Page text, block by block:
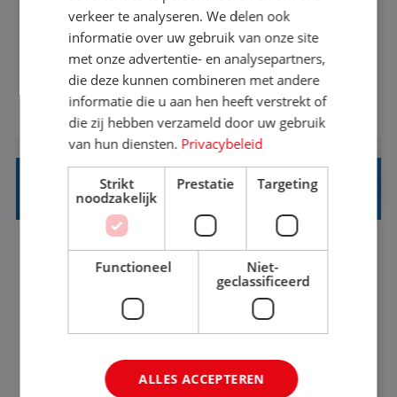
Als Stagiaire Business Intelligence ga je de
informatiebehoefte van verschillende interne
afdelingen specificeren. Aan de hand van deze
informatiebehoefte ga je BI-producten zoals
adviezen, rapportages en dashboards
ontwikkelen, aanpassen en leveren. Deze
producten ontwikkel je door middel van de data
uit ons datawa...
BEKIJK VACATURE
INKOPER VAKANTIES
Nijmegen Baan 33-36 uur MBO
Jij vindt de mooiste plekjes ter wereld en geeft
eenoudergezinnen én singles de meest
onvergetelijke vakanties van hun leven, hoe gaaf
is dat? Ben jij de commerciële professional die
verkeer te analyseren. We delen ook
informatie over uw gebruik van onze site
met onze advertentie- en analysepartners,
die deze kunnen combineren met andere
informatie die u aan hen heeft verstrekt of
die zij hebben verzameld door uw gebruik
van hun diensten. Privacybeleid
Strikt
noodzakelijk
Prestatie Targeting
Functioneel
Niet-
geclassificeerd
ALLES ACCEPTEREN